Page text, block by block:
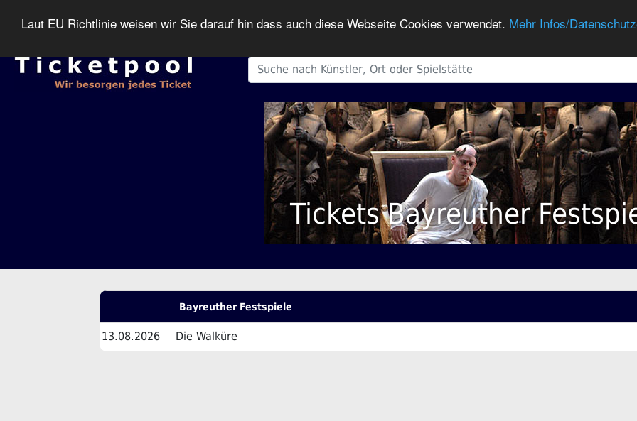
Laut EU Richtlinie weisen wir Sie darauf hin dass auch diese Webseite Cookies verwendet. Mehr Infos/
Tickets Bayreuther
Bayreuther Festspiele
13.08.2026 Die Walküre